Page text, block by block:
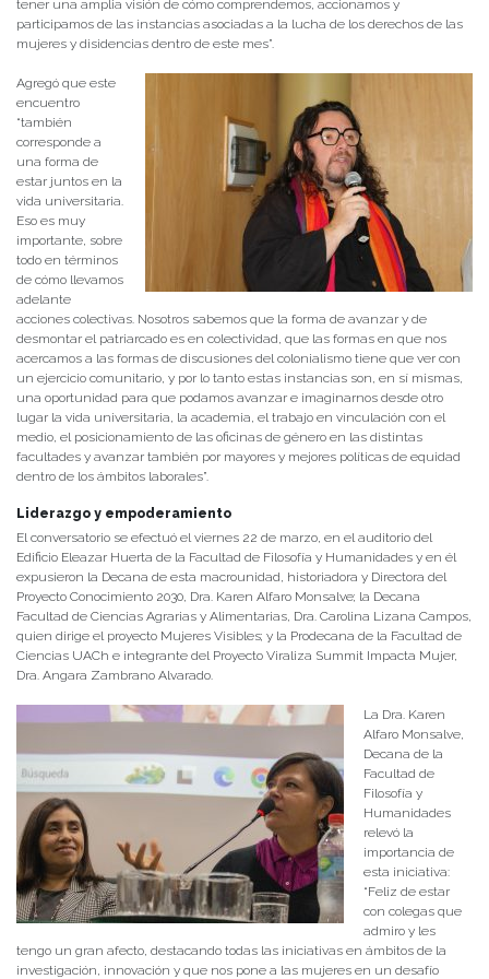
tener una amplia visión de cómo comprendemos, accionamos y
participamos de las instancias asociadas a la lucha de los derechos de las
mujeres y disidencias dentro de este mes”.
Agregó que este
encuentro
“también
corresponde a
una forma de
estar juntos en la
vida universitaria.
Eso es muy
importante, sobre
todo en términos
de cómo llevamos
adelante
acciones colectivas. Nosotros sabemos que la forma de avanzar y de
desmontar el patriarcado es en colectividad, que las formas en que nos
acercamos a las formas de discusiones del colonialismo tiene que ver con
un ejercicio comunitario, y por lo tanto estas instancias son, en sí mismas,
una oportunidad para que podamos avanzar e imaginarnos desde otro
lugar la vida universitaria, la academia, el trabajo en vinculación con el
medio, el posicionamiento de las oficinas de género en las distintas
facultades y avanzar también por mayores y mejores políticas de equidad
dentro de los ámbitos laborales”.
Liderazgo y empoderamiento
El conversatorio se efectuó el viernes 22 de marzo, en el auditorio del
Edificio Eleazar Huerta de la Facultad de Filosofía y Humanidades y en él
expusieron la Decana de esta macrounidad, historiadora y Directora del
Proyecto Conocimiento 2030, Dra. Karen Alfaro Monsalve; la Decana
Facultad de Ciencias Agrarias y Alimentarias, Dra. Carolina Lizana Campos,
quien dirige el proyecto Mujeres Visibles; y la Prodecana de la Facultad de
Ciencias UACh e integrante del Proyecto Viraliza Summit Impacta Mujer,
Dra. Angara Zambrano Alvarado.
La Dra. Karen
Alfaro Monsalve,
Decana de la
Facultad de
Filosofía y
Humanidades
relevó la
importancia de
esta iniciativa:
“Feliz de estar
con colegas que
admiro y les
tengo un gran afecto, destacando todas las iniciativas en ámbitos de la
investigación, innovación y que nos pone a las mujeres en un desafío